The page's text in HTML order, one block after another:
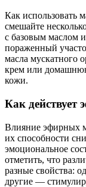
Как использовать
смешайте
с базовым маслом
пораженный
масла мускатного
крем или
кожи.
Как действует
Влияние эфирных
их способности
эмоциональное
отметить, что
разные свойства:
другие —